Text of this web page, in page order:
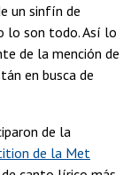
un sinfín de
lo son todo. Así lo
de la mención de
en busca de
de la
de la Met